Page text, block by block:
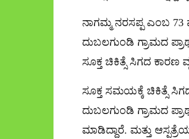
ನಾಗಮ್ಮ ನರಸಪ್ಪ ಎಂಬ
ದುಬಲಗುಂಡಿ ಗ್ರಾಮದ
ಸೂಕ್ತ ಚಿಕಿತ್ಸೆ ಸಿಗದ ಕಾರಣ
ಸೂಕ್ತ ಸಮಯಕ್ಕೆ ಚಿಕಿತ್ಸೆ
ದುಬಲಗುಂಡಿ ಗ್ರಾಮದ
ಮಾಡಿದ್ದಾರೆ. ಮತ್ತು